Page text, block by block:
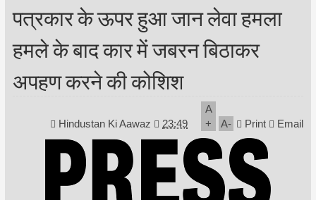
पत्रकार के ऊपर हुआ जान लेवा हमला
हमले के बाद कार में जबरन बिठाकर
अपहण करने की कोशिश
Hindustan Ki Aawaz 23:49
A
+
A- Print Email